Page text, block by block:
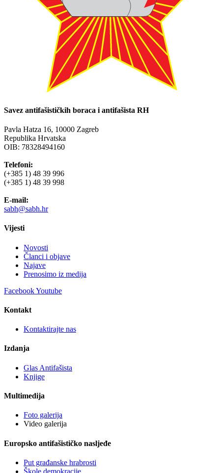
Savez antifašističkih boraca i antifašista RH
Pavla Hatza 16, 10000 Zagreb
Republika Hrvatska
OIB: 78328494160
Telefoni:
(+385 1) 48 39 996
(+385 1) 48 39 998
E-mail:
sabh@sabh.hr
Vijesti
Novosti
Članci i objave
Najave
Prenosimo iz medija
FacebookYoutube
Kontakt
Kontaktirajte nas
Izdanja
Glas Antifašista
Knjige
Multimedija
Foto galerija
Video galerija
Europsko antifašističko nasljeđe
Put građanske hrabrosti
Škole demokracije